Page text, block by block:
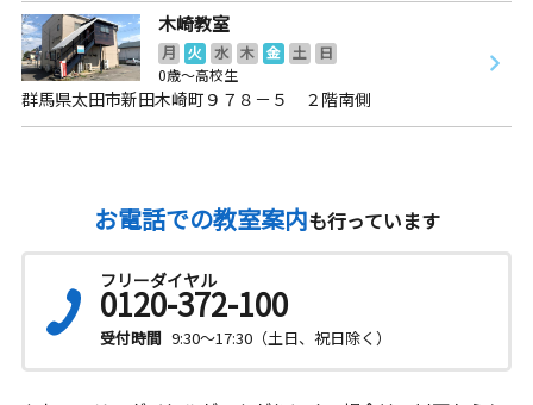
木崎教室
月 火 水 木 金 土
日
0歳～高校生
群馬県太田市新田木崎町９７８－５ ２階南側
お電話での教室案内も行っています
フリーダイヤル
0120-372-100
受付時間 9:30～17:30（土日、祝日除く）